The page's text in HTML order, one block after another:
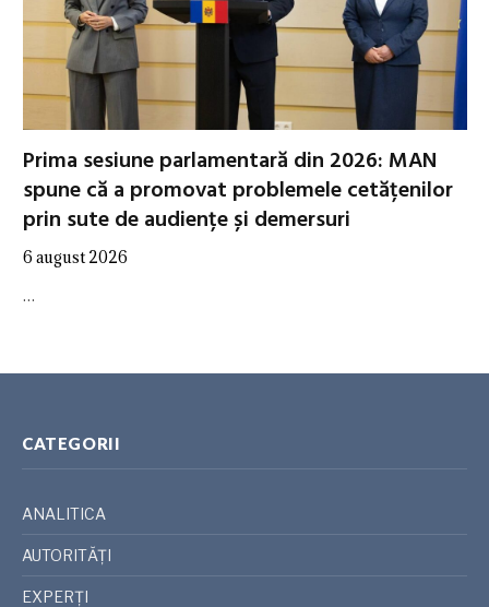
Prima sesiune parlamentară din 2026: MAN
spune că a promovat problemele cetățenilor
prin sute de audiențe și demersuri
6 august 2026
…
CATEGORII
ANALITICA
AUTORITĂȚI
EXPERȚI